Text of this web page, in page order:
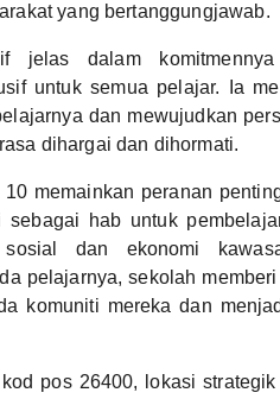
yang bertanggungjawab.
jelas dalam
untuk semua pelajar. Ia
dan mewujudkan
dihargai dan dihormati.
memainkan peranan
hab untuk
sosial dan ekonomi
pelajarnya, sekolah
komuniti mereka dan
pos 26400, lokasi